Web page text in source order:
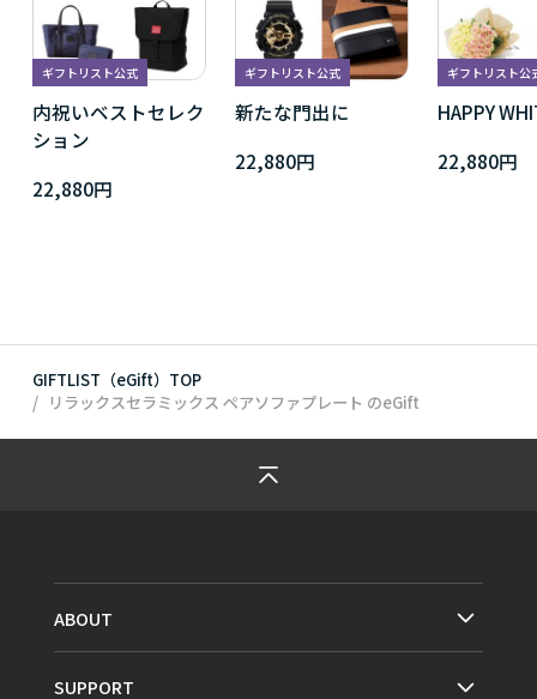
ギフトリスト公式
内祝いベストセレク
ション
22,880円
ギフトリスト公式
新たな門出に
22,880円
ギフトリスト公
HAPPY
22,880円
GIFTLIST（eGift）TOP
リラックスセラミックス ペアソファプレート のeGift
ABOUT
SUPPORT